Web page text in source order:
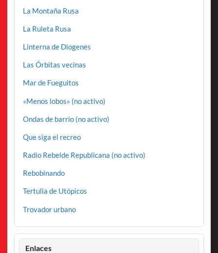
La Montaña Rusa
La Ruleta Rusa
Linterna de Diogenes
Las Órbitas vecinas
Mar de Fueguitos
«Menos lobos» (no activo)
Ondas de barrio (no activo)
Que siga el recreo
Radio Rebelde Republicana (no activo)
Rebobinando
Tertulia de Utópicos
Trovador urbano
Enlaces